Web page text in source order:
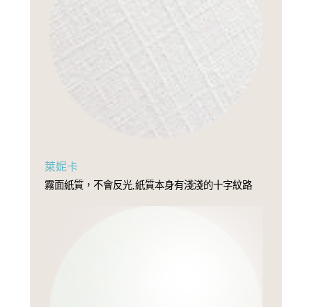
萊妮卡
霧面紙質，不會反光,紙質本身有淺淺的十字紋路